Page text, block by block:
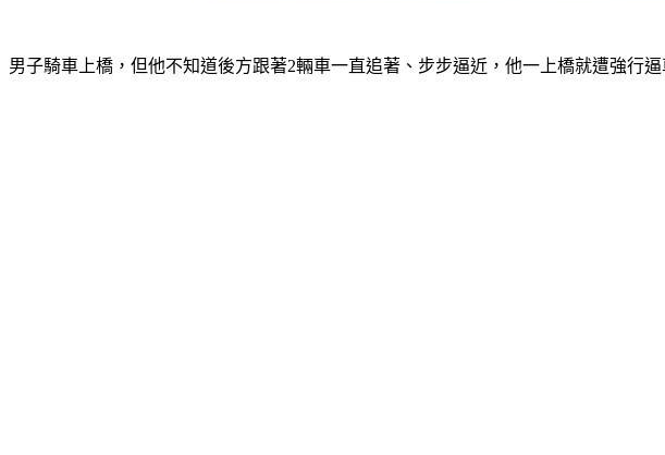
男子騎車上橋，但他不知道後方跟著2輛車一直追著、步步逼近，他一上橋就遭強行